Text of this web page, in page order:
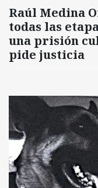
Raúl Medina
todas las
una prisión
pide justicia